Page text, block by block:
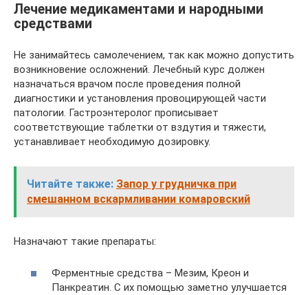
Лечение медикаментами и народными
средствами
Не занимайтесь самолечением, так как можно допустить
возникновение осложнений. Лечебный курс должен
назначаться врачом после проведения полной
диагностики и установления провоцирующей части
патологии. Гастроэнтеролог прописывает
соответствующие таблетки от вздутия и тяжести,
устанавливает необходимую дозировку.
Читайте также: Запор у грудничка при
смешанном вскармливании комаровский
Назначают такие препараты:
Ферментные средства – Мезим, Креон и
Панкреатин. С их помощью заметно улучшается